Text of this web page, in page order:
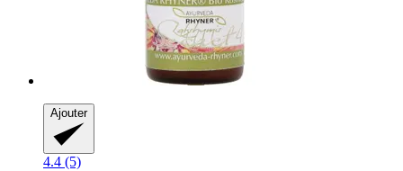
Ajouter
4.4 (5)